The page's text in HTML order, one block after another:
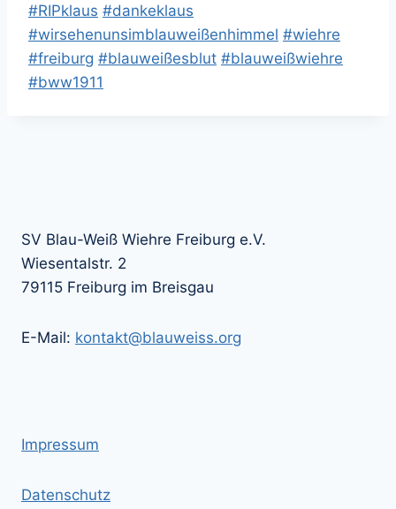
#RIPklaus #dankeklaus
#wirsehenunsimblauweißenhimmel #wiehre
#freiburg #blauweißesblut #blauweißwiehre
#bww1911
SV Blau-Weiß Wiehre Freiburg e.V.
Wiesentalstr. 2
79115 Freiburg im Breisgau
E-Mail: kontakt@blauweiss.org
Impressum
Datenschutz